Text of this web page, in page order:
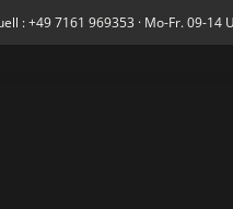
: +49 7161 969353 · Mo-Fr. 09-14